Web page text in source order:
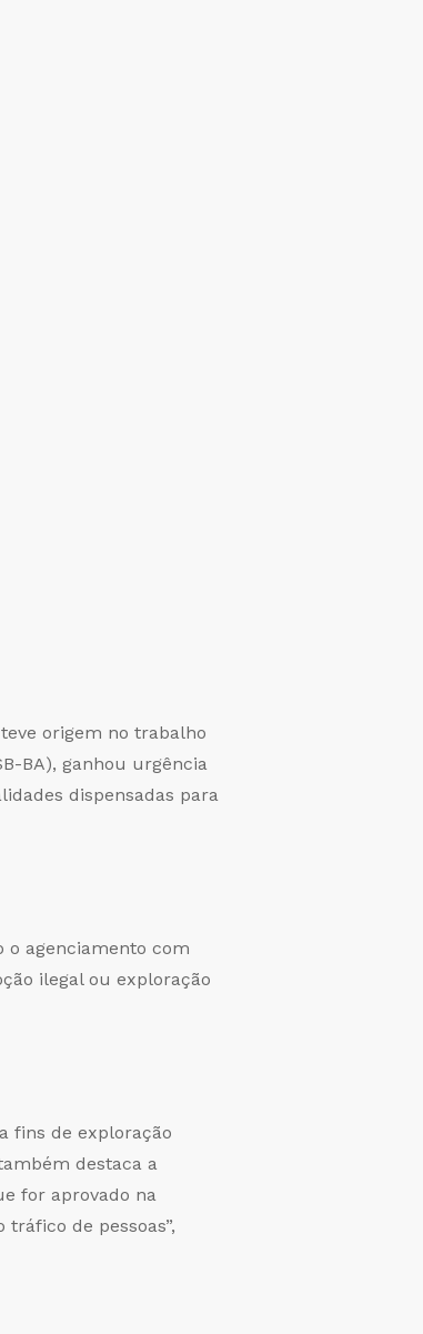
origem no trabalho
BA), ganhou urgência
dispensadas para
o agenciamento com
ilegal ou exploração
fins de exploração
destaca a
for aprovado na
de pessoas”,